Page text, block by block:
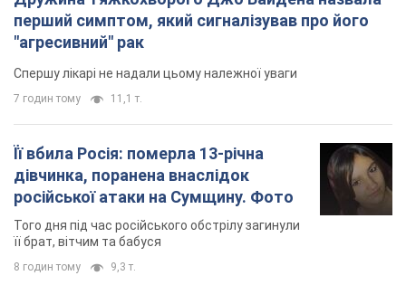
перший симптом, який сигналізував про його
"агресивний" рак
Спершу лікарі не надали цьому належної уваги
7 годин тому 11,1 т.
Її вбила Росія: померла 13-річна
дівчинка, поранена внаслідок
російської атаки на Сумщину. Фото
Того дня під час російського обстрілу загинули
її брат, вітчим та бабуся
8 годин тому 9,3 т.